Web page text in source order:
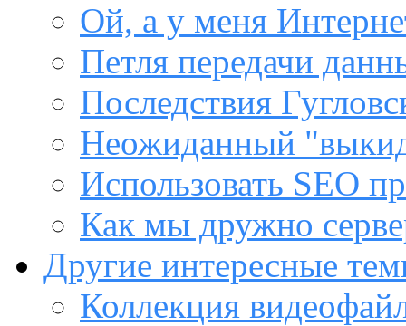
Ой, а у меня
Петля передачи
Последствия
Неожиданный
Использовать SEO
Как мы дружно
Другие интересные
Коллекция